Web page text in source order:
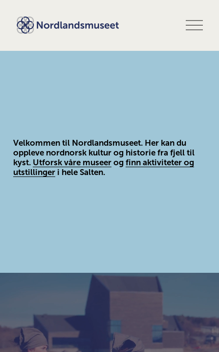
Å
p
e
Velkommen til Nordlandsmuseet. Her kan du
oppleve nordnorsk kultur og historie fra fjell til
kyst. Utforsk våre museer og finn aktiviteter og
utstillinger i hele Salten.